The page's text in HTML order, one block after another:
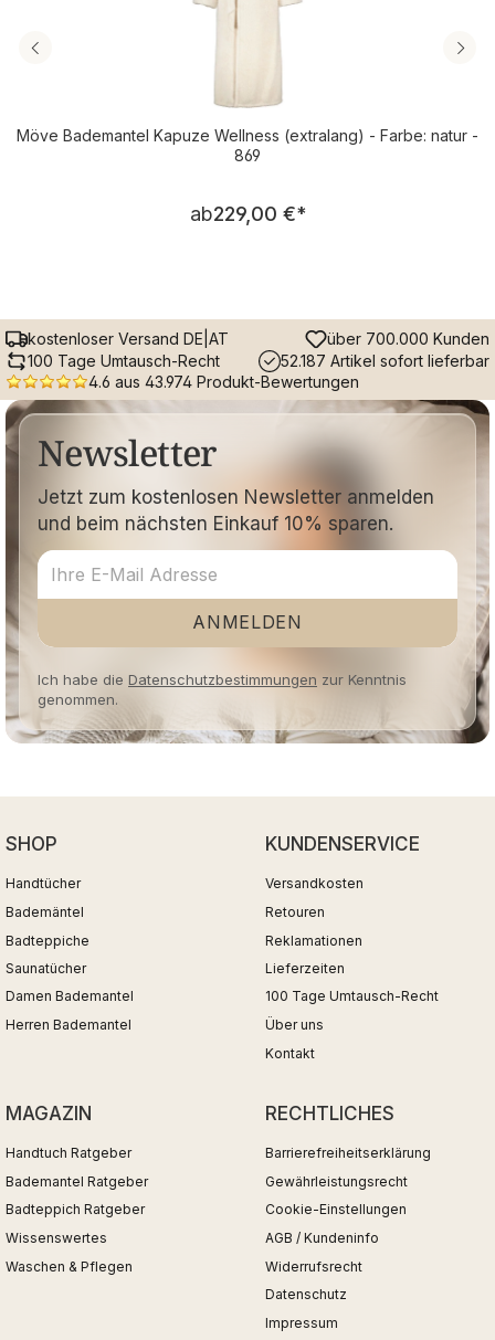
Möve Bademantel Kapuze Wellness (extralang) - Farbe: natur -
869
Regulärer Preis:
ab229,00 €*
kostenloser Versand DE|AT
über 700.000 Kunden
100 Tage Umtausch-Recht
52.187 Artikel sofort lieferbar
4.6 aus 43.974 Produkt-Bewertungen
Newsletter
Jetzt zum kostenlosen Newsletter anmelden
und beim nächsten Einkauf 10% sparen.
ANMELDEN
Ich habe die Datenschutzbestimmungen zur Kenntnis
genommen.
SHOP
Handtücher
Bademäntel
Badteppiche
Saunatücher
Damen Bademantel
Herren Bademantel
KUNDENSERVICE
Versandkosten
Retouren
Reklamationen
Lieferzeiten
100 Tage Umtausch-Recht
Über uns
Kontakt
MAGAZIN
Handtuch Ratgeber
Bademantel Ratgeber
Badteppich Ratgeber
Wissenswertes
Waschen & Pflegen
RECHTLICHES
Barrierefreiheitserklärung
Gewährleistungsrecht
Cookie-Einstellungen
AGB / Kundeninfo
Widerrufsrecht
Datenschutz
Impressum